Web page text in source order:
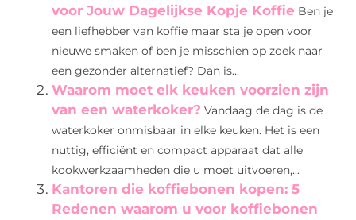
voor Jouw Dagelijkse Kopje Koffie Ben je
een liefhebber van koffie maar sta je open voor
nieuwe smaken of ben je misschien op zoek naar
een gezonder alternatief? Dan is...
Waarom moet elk keuken voorzien zijn
van een waterkoker? Vandaag de dag is de
waterkoker onmisbaar in elke keuken. Het is een
nuttig, efficiënt en compact apparaat dat alle
kookwerkzaamheden die u moet uitvoeren,...
Kantoren die koffiebonen kopen: 5
Redenen waarom u voor koffiebonen